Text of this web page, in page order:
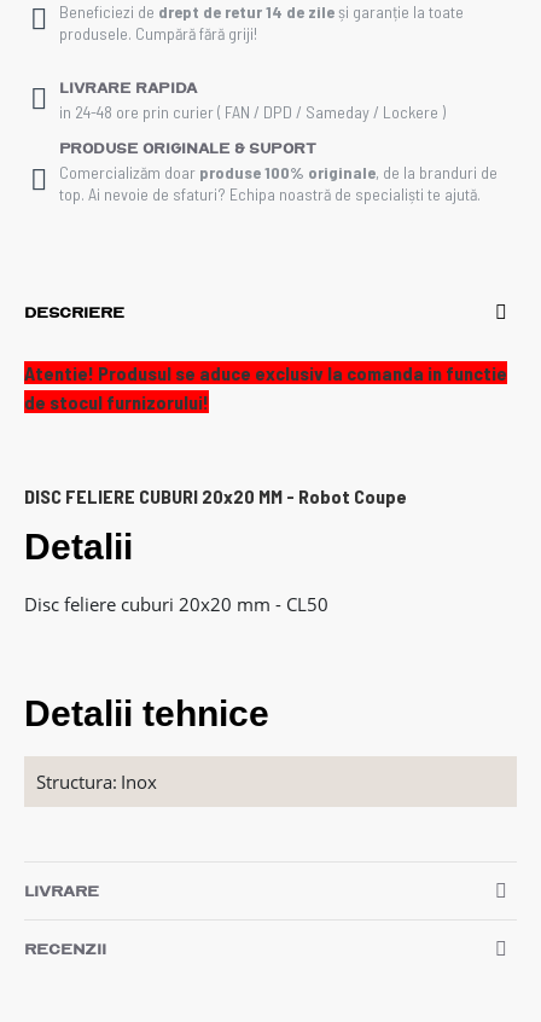
Beneficiezi de drept de retur 14 de zileși garanție la toate
produsele. Cumpără fără griji!
Livrare rapida
in 24-48 ore prin curier ( FAN / DPD / Sameday / Lockere )
Produse Originale & Suport
Comercializăm doar produse 100% originale, de la branduri de
top. Ai nevoie de sfaturi? Echipa noastră de specialiști te ajută.
DESCRIERE
Atentie! Produsul se aduce exclusiv la comanda in functie
de stocul furnizorului!
DISC FELIERE CUBURI 20x20 MM - Robot Coupe
Detalii
Disc feliere cuburi 20x20 mm - CL50
Detalii tehnice
Structura: Inox
LIVRARE
RECENZII